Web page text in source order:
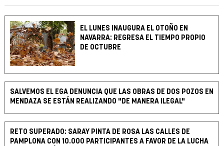
EL LUNES INAUGURA EL OTOÑO EN
NAVARRA: REGRESA EL TIEMPO PROPIO
DE OCTUBRE
SALVEMOS EL EGA DENUNCIA QUE LAS OBRAS DE DOS POZOS EN
MENDAZA SE ESTÁN REALIZANDO "DE MANERA ILEGAL"
RETO SUPERADO: SARAY PINTA DE ROSA LAS CALLES DE
PAMPLONA CON 10.000 PARTICIPANTES A FAVOR DE LA LUCHA